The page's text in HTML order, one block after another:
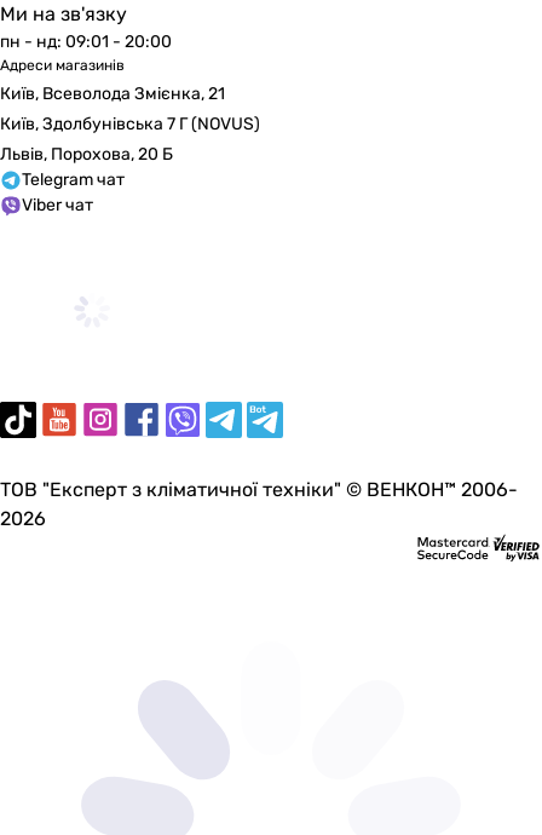
Ми на зв'язку
пн - нд: 09:01 - 20:00
Адреси магазинів
Київ, Всеволода Змієнка, 21
Київ, Здолбунівська 7 Г (NOVUS)
Львів, Порохова, 20 Б
Telegram чат
Viber чат
ТОВ "Експерт з кліматичної техніки" © ВЕНКОН™ 2006-
2026